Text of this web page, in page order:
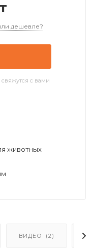
дешевле?
с вами
животных
ВИДЕО (2)